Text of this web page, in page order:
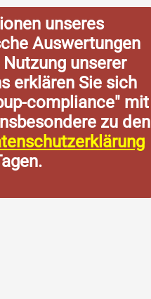
unseres
Auswertungen
unserer
erklären Sie sich
compliance" mit
zu den